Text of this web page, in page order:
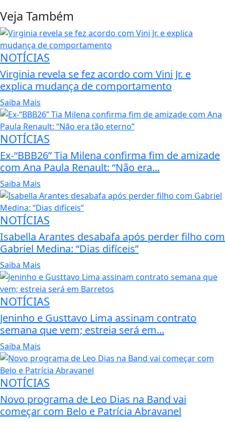
Veja Também
NOTÍCIAS
Virginia revela se fez acordo com Vini Jr. e
explica mudança de comportamento
Saiba Mais
NOTÍCIAS
Ex-“BBB26” Tia Milena confirma fim de amizade
com Ana Paula Renault: “Não era...
Saiba Mais
NOTÍCIAS
Isabella Arantes desabafa após perder filho com
Gabriel Medina: “Dias difíceis”
Saiba Mais
NOTÍCIAS
Jeninho e Gusttavo Lima assinam contrato
semana que vem; estreia será em...
Saiba Mais
NOTÍCIAS
Novo programa de Leo Dias na Band vai
começar com Belo e Patrícia Abravanel